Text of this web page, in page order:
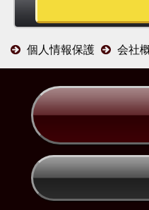
個人情報保護 会社